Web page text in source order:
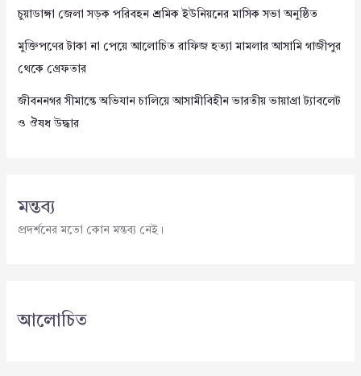
চুয়াডাঙ্গা জেলা সড়ক পরিবহন শ্রমিক ইউনিয়নের মাসিক সভা অনুষ্ঠিত
মুক্তিপণের টাকা না পেয়ে আলোচিত রাফিজ হত্যা মামলার আসামি গাজীপুর
থেকে গ্রেফতার
জীবননগর সীমান্তে অভিযান চালিয়ে আসামীবিহীন ভারতীয় ভায়াগ্রা ট্যাবলেট
ও ঔষধ উদ্ধার
মন্তব্য
প্রদর্শনের মতো কোন মন্তব্য নেই।
আলোচিত